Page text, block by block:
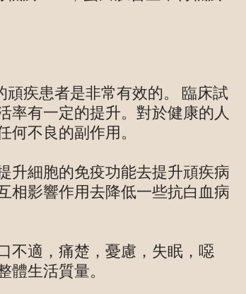
疾患者是非常有效的。 臨床試
率有一定的提升。對於健康的人
不良的副作用。
升細胞的免疫功能去提升頑疾病
相影響作用去降低一些抗白血病
不適，痛楚，憂慮，失眠，噁
生活質量。